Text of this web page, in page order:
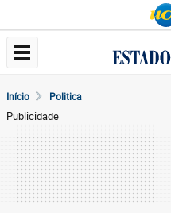
Início Politica
Publicidade